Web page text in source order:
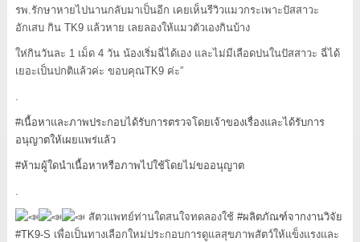
รพ.รักษาหายไปนานกลับมาเป็นอีก เคยเห็นรีวิวแมวกระเพาะปัสสาวะ
อักเสบ กิน TK9 แล้วหาย เลยลองให้แมวตัวเองกินบ้าง
ให่กินวันละ 1 เม็ด 4 วัน น้องเริ่มฉี่ได้เอง และไม่มีเลือดปนในปัสสาวะ ฉี่ได้
เยอะเป็นปกติแล้วค่ะ ขอบคุณTK9 ค่ะ”
.
#เนื้อหาและภาพประกอบได้รับการตรวจโดยเจ้าของเรื่องและได้รับการ
อนุญาตให้เผยแพร่แล้ว
#ห้ามผู้ใดนำเนื้อหาหรือภาพไปใช้โดยไม่ขออนุญาต
.
สัตวแพทย์ท่านใดสนใจทดลองใช้ #ผลิตภัณฑ์จากงานวิจัย
#TK9-S เพื่อเป็นทางเลือกใหม่ประกอบการดูแลสุขภาพสัตว์ให้แข็งแรงและ